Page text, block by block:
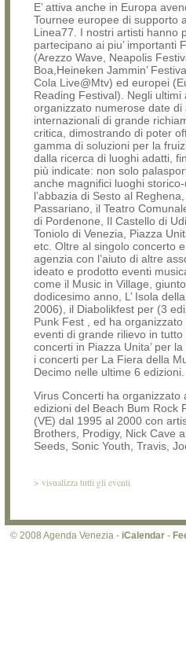
E’ attiva anche in Europa
Tournee europee di supporto
Linea77. I nostri artisti hanno
partecipano ai piu’ importanti
(Arezzo Wave, Neapolis
Boa,Heineken Jammin’
Cola Live@Mtv) ed europei
Reading Festival). Negli ultimi
organizzato numerose date di
internazionali di grande
critica, dimostrando di poter
gamma di soluzioni per la
dalla ricerca di luoghi adatti,
più indicate: non solo
anche magnifici luoghi
l’abbazia di Sesto al
Passariano, il Teatro
di Pordenone, Il Castello di
Toniolo di Venezia, Piazza
etc. Oltre al singolo concerto
agenzia con l’aiuto di altre
ideato e prodotto eventi
come il Music in Village,
dodicesimo anno, L’ Isola
2006), il Diabolikfest per (3
Punk Fest , ed ha
eventi di grande rilievo in
concerti in Piazza Unita’ per
i concerti per La Fiera della
Decimo nelle ultime 6 edizioni.
Virus Concerti ha organizzato
edizioni del Beach Bum Rock
(VE) dal 1995 al 2000 con
Brothers, Prodigy, Nick Cave
Seeds, Sonic Youth, Travis,
> visualizza tutti gli eventi
© 2008 Agenda Venezia - iCalendar -